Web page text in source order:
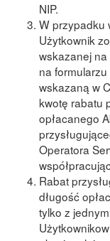
NIP.
W przypadku
Użytkownik
wskazanej na
na
wskazaną w
kwotę rabatu
opłacanego
Operatora
Rabat
długość
tylko z